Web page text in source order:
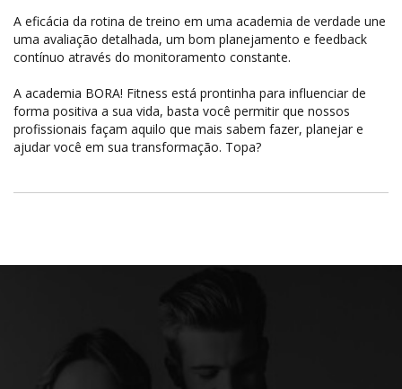
A eficácia da rotina de treino em uma academia de verdade une
uma avaliação detalhada, um bom planejamento e feedback
contínuo através do monitoramento constante.
A academia BORA! Fitness está prontinha para influenciar de
forma positiva a sua vida, basta você permitir que nossos
profissionais façam aquilo que mais sabem fazer, planejar e
ajudar você em sua transformação. Topa?